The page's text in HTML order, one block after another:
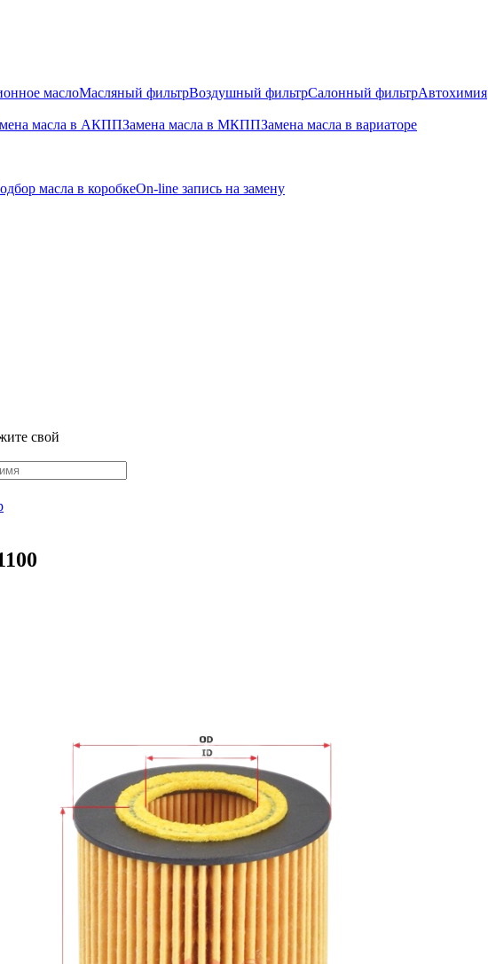
маслоМасляный фильтрВоздушный фильтрСалонный фильтрАвтохимия
масла в АКППЗамена масла в МКППЗамена масла в вариаторе
масла в коробкеOn-line запись на замену
свой